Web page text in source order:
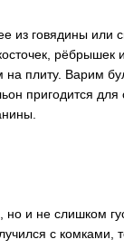
из говядины или
рёбрышек
плиту. Варим
пригодится для
и не слишком
с комками,